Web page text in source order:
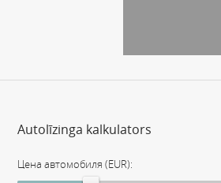
Autolīzinga kalkulators
Цена автомобиля (EUR):